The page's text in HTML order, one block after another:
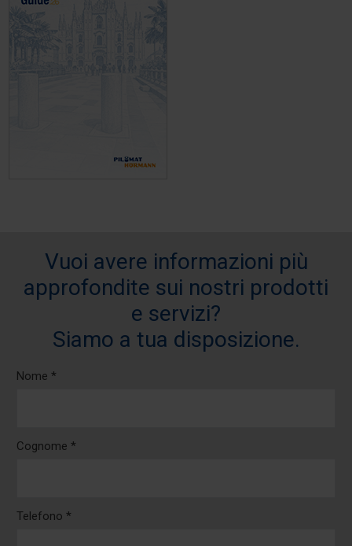
Vuoi avere informazioni più
approfondite sui nostri prodotti
e servizi?
Siamo a tua disposizione.
Nome *
Cognome *
Telefono *